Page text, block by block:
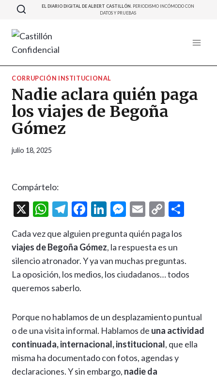
Saltar
contenido
EL DIARIO DIGITAL DE ALBERT CASTILLÓN. PERIODISMO INCÓMODO CON
DATOS Y PRUEBAS
CORRUPCIÓN INSTITUCIONAL
Nadie aclara quién paga
los viajes de Begoña
Gómez
julio 18, 2025
Compártelo:
X
W
at
s
A
p
T
e
gr
a
m
F
e
b
o
Li
ke
dI
n
M
se
n
g
E
ai
l
C
p
y
Li ar
Cada vez que alguien pregunta quién paga los
viajes de Begoña Gómez, la respuesta es un
silencio atronador. Y ya van muchas preguntas.
La oposición, los medios, los ciudadanos… todos
queremos saberlo.
Porque no hablamos de un desplazamiento puntual
o de una visita informal. Hablamos de una actividad
continuada, internacional, institucional, que ella
misma ha documentado con fotos, agendas y
declaraciones. Y sin embargo, nadie da